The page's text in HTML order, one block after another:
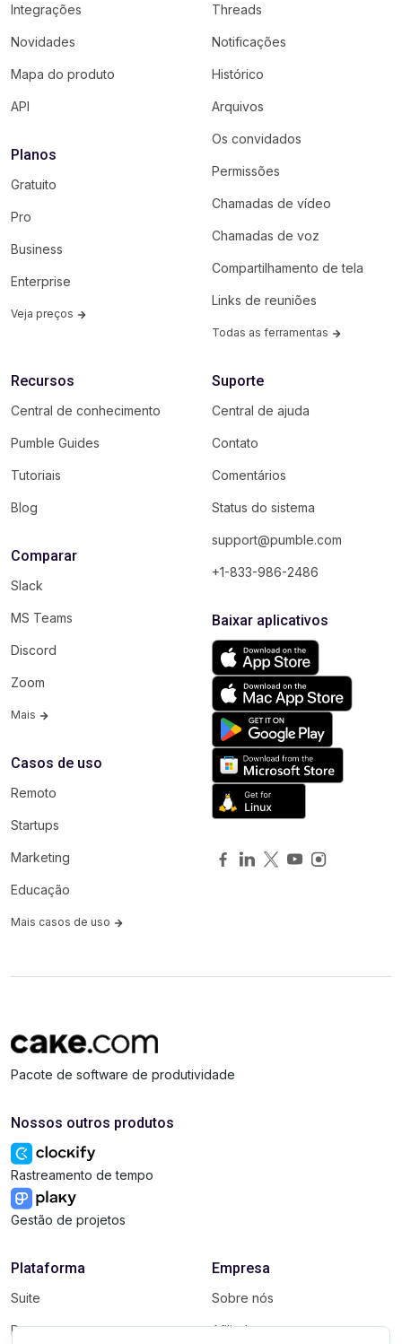
Integrações
Novidades
Mapa do produto
API
Planos
Gratuito
Pro
Business
Enterprise
Veja preços
Threads
Notificações
Histórico
Arquivos
Os convidados
Permissões
Chamadas de vídeo
Chamadas de voz
Compartilhamento de tela
Links de reuniões
Todas as ferramentas
Recursos
Central de conhecimento
Pumble Guides
Tutoriais
Blog
Comparar
Slack
MS Teams
Discord
Zoom
Mais
Casos de uso
Remoto
Startups
Marketing
Educação
Mais casos de uso
Suporte
Central de ajuda
Contato
Comentários
Status do sistema
support@pumble.com
+1-833-986-2486
Baixar aplicativos
Pacote de software de produtividade
Nossos outros produtos
Rastreamento de tempo
Gestão de projetos
Plataforma
Suite
Pacote
Empresa
Sobre nós
Afiliados